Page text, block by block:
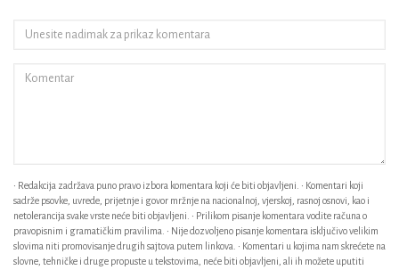
• Redakcija zadržava puno pravo izbora komentara koji će biti objavljeni. • Komentari koji
sadrže psovke, uvrede, prijetnje i govor mržnje na nacionalnoj, vjerskoj, rasnoj osnovi, kao i
netolerancija svake vrste neće biti objavljeni. • Prilikom pisanje komentara vodite računa o
pravopisnim i gramatičkim pravilima. • Nije dozvoljeno pisanje komentara isključivo velikim
slovima niti promovisanje drugih sajtova putem linkova. • Komentari u kojima nam skrećete na
slovne, tehničke i druge propuste u tekstovima, neće biti objavljeni, ali ih možete uputiti